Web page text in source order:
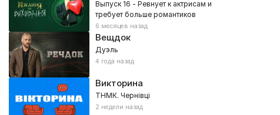
Выпуск 16 - Ревнует к актрисам и
требует больше романтиков
6 месяцев назад
Вещдок
Дуэль
4 года назад
Викторина
ТНМК. Чернівці
2 недели назад